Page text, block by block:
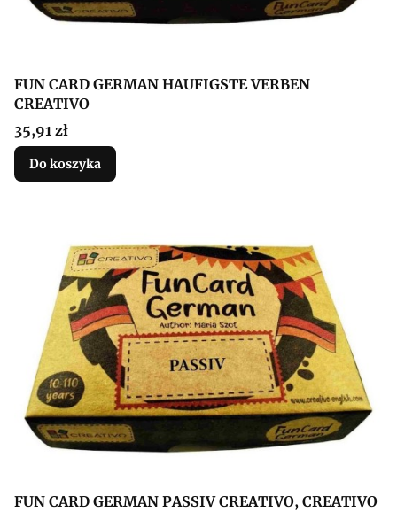
FUN CARD GERMAN HAUFIGSTE VERBEN
CREATIVO
Cena
35,91 zł
Do koszyka
FUN CARD GERMAN PASSIV CREATIVO, CREATIVO